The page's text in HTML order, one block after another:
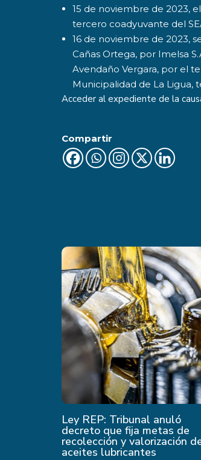
15 de noviembre de 2023,
tercero coadyuvante del
16 de noviembre de 2023,
Cañas Ortega, por Imelsa
Avendaño Vergara, por el
Municipalidad de La Ligua,
Acceder al expediente de la
Compartir
Ley REP: Tribunal anuló
decreto que fija metas de
recolección y valorización
aceites lubricantes